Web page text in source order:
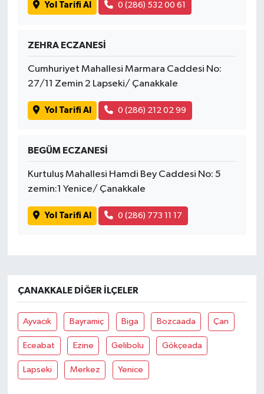
Yol Tarifi Al 0 (286) 532 00 61
ZEHRA ECZANESİ
Cumhuriyet Mahallesi Marmara Caddesi No:
27/11 Zemin 2 Lapseki/ Çanakkale
Yol Tarifi Al 0 (286) 212 02 99
BEGÜM ECZANESİ
Kurtuluş Mahallesi Hamdi Bey Caddesi No: 5
zemin:1 Yenice/ Çanakkale
Yol Tarifi Al 0 (286) 773 11 17
ÇANAKKALE DIĞER İLÇELER
Ayvacık Bayramiç Biga Bozcaada Çan
Eceabat Ezine Gelibolu Gökçeada
Lapseki Merkez Yenice